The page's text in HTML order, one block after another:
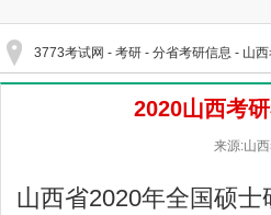
3773考试网 - 考研 - 分省考研信息 - 山
2020山西考
来源:山
山西省2020年全国硕